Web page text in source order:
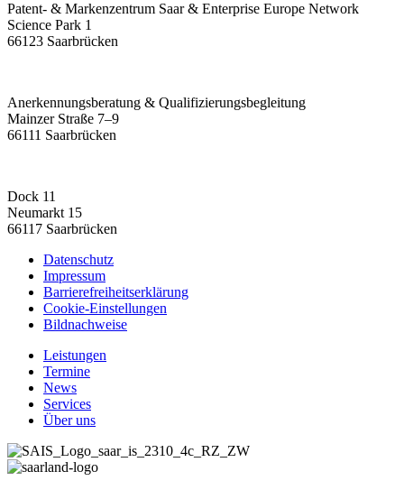
Patent- & Markenzentrum Saar & Enterprise Europe Network
Science Park 1
66123 Saarbrücken
Anerkennungsberatung & Qualifizierungsbegleitung
Mainzer Straße 7–9
66111 Saarbrücken
Dock 11
Neumarkt 15
66117 Saarbrücken
Datenschutz
Impressum
Barrierefreiheitserklärung
Cookie-Einstellungen
Bildnachweise
Leistungen
Termine
News
Services
Über uns